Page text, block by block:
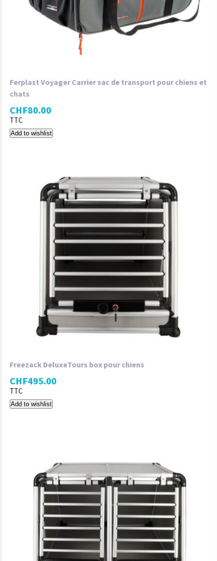
Ferplast Voyager Carrier sac de transport pour chiens et
chats
CHF80.00
TTC
Add to wishlist
Freezack DeluxeTours box pour chiens
CHF495.00
TTC
Add to wishlist